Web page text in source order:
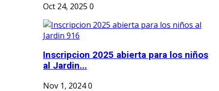
Oct 24, 2025 0
Inscripcion 2025 abierta para los niños
al Jardin...
Nov 1, 20240